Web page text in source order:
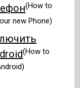
(How to
new Phone)
(How to